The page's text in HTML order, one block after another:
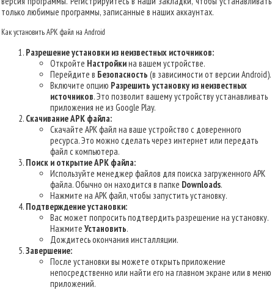
только любимые программы, записанные в наших аккаунтах.
Как установить APK файл на Android
Разрешение установки из неизвестных источников:
Откройте Настройкина вашем устройстве.
Перейдите в Безопасность (в зависимости от версии Android).
Включите опцию Разрешить установку из неизвестных
источников. Это позволит вашему устройству устанавливать
приложения не из Google Play.
Скачивание APK файла:
Скачайте APK файл на ваше устройство с доверенного
ресурса. Это можно сделать через интернет или передать
файл с компьютера.
Поиск и открытие APK файла:
Используйте менеджер файлов для поиска загруженного APK
файла. Обычно он находится в папке Downloads.
Нажмите на APK файл, чтобы запустить установку.
Подтверждение установки:
Вас может попросить подтвердить разрешение на установку.
Нажмите Установить.
Дождитесь окончания инсталляции.
Завершение:
После установки вы можете открыть приложение
непосредственно или найти его на главном экране или в меню
приложений.